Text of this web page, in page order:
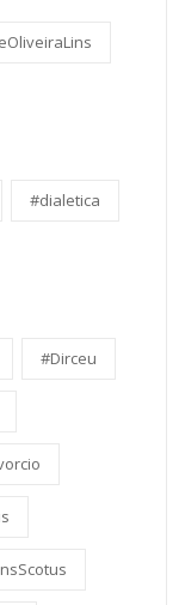
#dialetica
#Dirceu